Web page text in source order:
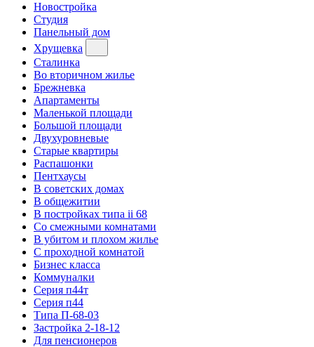
Новостройка
Студия
Панельный дом
Хрущевка
Сталинка
Во вторичном жилье
Брежневка
Апартаменты
Маленькой площади
Большой площади
Двухуровневые
Старые квартиры
Распашонки
Пентхаусы
В советских домах
В общежитии
В постройках типа ii 68
Со смежными комнатами
В убитом и плохом жилье
С проходной комнатой
Бизнес класса
Коммуналки
Серия п44т
Серия п44
Типа П-68-03
Застройка 2-18-12
Для пенсионеров